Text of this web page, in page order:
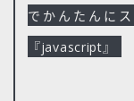
でかんたんに
『javascript』